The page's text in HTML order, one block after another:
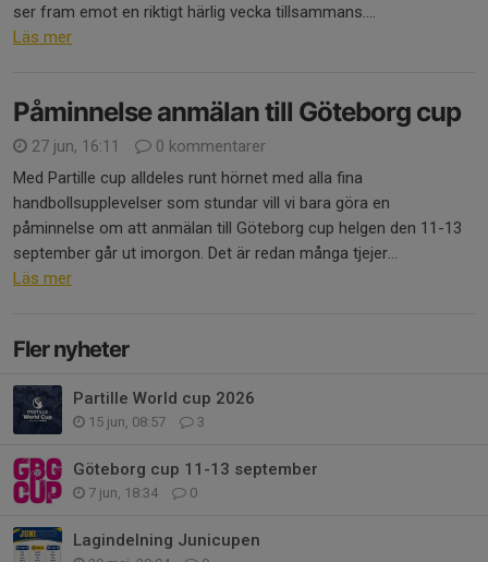
ser fram emot en riktigt härlig vecka tillsammans....
Läs mer
Påminnelse anmälan till Göteborg cup
27 jun, 16:11
0 kommentarer
Med Partille cup alldeles runt hörnet med alla fina
handbollsupplevelser som stundar vill vi bara göra en
påminnelse om att anmälan till Göteborg cup helgen den 11-13
september går ut imorgon. Det är redan många tjejer...
Läs mer
Fler nyheter
Partille World cup 2026
15 jun, 08:57 3
Göteborg cup 11-13 september
7 jun, 18:34 0
Lagindelning Junicupen